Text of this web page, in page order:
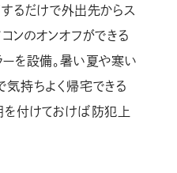
るだけで外出先からス
ンのオンオフができる
を設備。暑い夏や寒い
気持ちよく帰宅できる
を付けておけば防犯上